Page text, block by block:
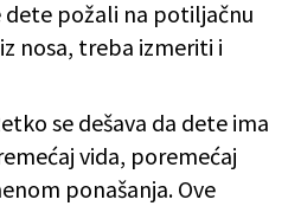
dete požali na potiljačnu
nosa, treba izmeriti i
se dešava da dete ima
vida, poremećaj
ponašanja. Ove